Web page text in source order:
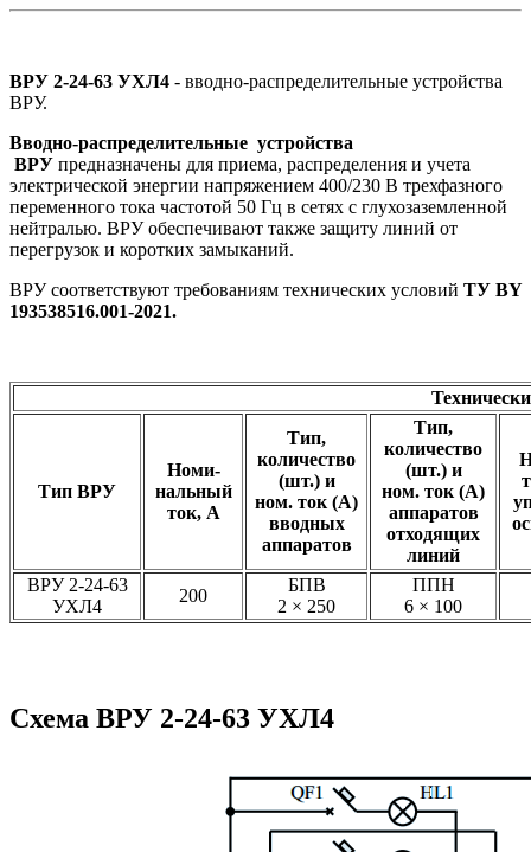
ВРУ 2-24-63 УХЛ4 - вводно-распределительные устройства
ВРУ.
Вводно-распределительные устройства
ВРУ предназначены для приема, распределения и учета
электрической энергии напряжением 400/230 В трехфазного
переменного тока частотой 50 Гц в сетях с глухозаземленной
нейтралью. ВРУ обеспечивают также защиту линий от
перегрузок и коротких замыканий.
ВРУ соответствуют требованиям технических условий ТУ BY
193538516.001-2021.
Тип ВРУ
Номи-
нальный
ток, А
Тип,
количество
(шт.) и
ном. ток (А)
вводных
аппаратов
Тип,
количество
(шт.) и
ном. ток (А)
аппаратов
отходящих
линий
ВРУ 2-24-63
УХЛ4
200
БПВ
2 × 250
ППН
6 × 100
Схема ВРУ 2-24-63 УХЛ4